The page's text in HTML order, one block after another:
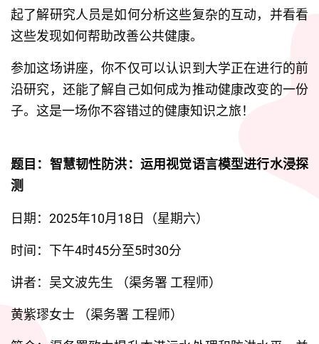
起了解研究人员是如何分析这些复杂的互动，并看看
这些发现如何帮助改善公共健康。
参加这场讲座，你不仅可以认识到大学正在进行的前
沿研究，还能了解自己如何成为推动健康改变的一份
子。这是一场你不容错过的健康知识之旅！
题目：智慧韧性防洪：运用视觉语言模型进行水浸探
测
日期：2025年10月18日（星期六）
时间：下午4时45分至5时30分
讲者：吴文波先生 （渠务署 工程师）
黄紫璆女士 （渠务署 工程师）